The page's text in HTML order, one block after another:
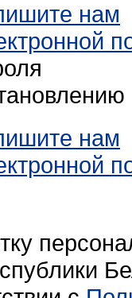
нам
нам